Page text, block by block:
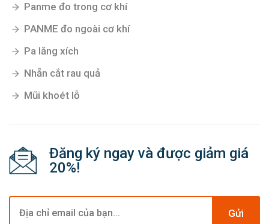
Panme đo trong cơ khí
PANME đo ngoài cơ khí
Pa lăng xích
Nhẵn cắt rau quả
Mũi khoét lỗ
Đăng ký ngay và được giảm giá
20%!
Gửi